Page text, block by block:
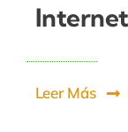
Leer Más